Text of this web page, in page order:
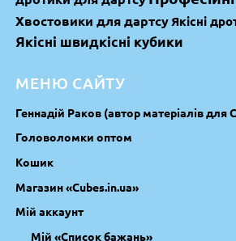
Хвостовики для дартсуЯкісні
Якісні швидкісні кубики
МЕНЮ САЙТУ
Геннадій Раков (автор матеріалів для
Головоломки оптом
Кошик
Магазин «Cubes.in.ua»
Мій аккаунт
Мій «Список бажань»